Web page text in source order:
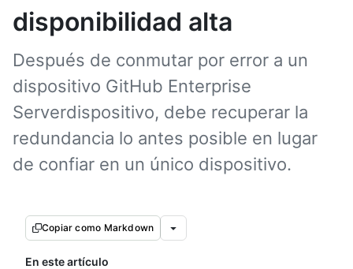
disponibilidad alta
Después de conmutar por error a un
dispositivo GitHub Enterprise
Serverdispositivo, debe recuperar la
redundancia lo antes posible en lugar
de confiar en un único dispositivo.
Copiar como Markdown
En este artículo